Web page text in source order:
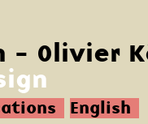
- Olivier
English